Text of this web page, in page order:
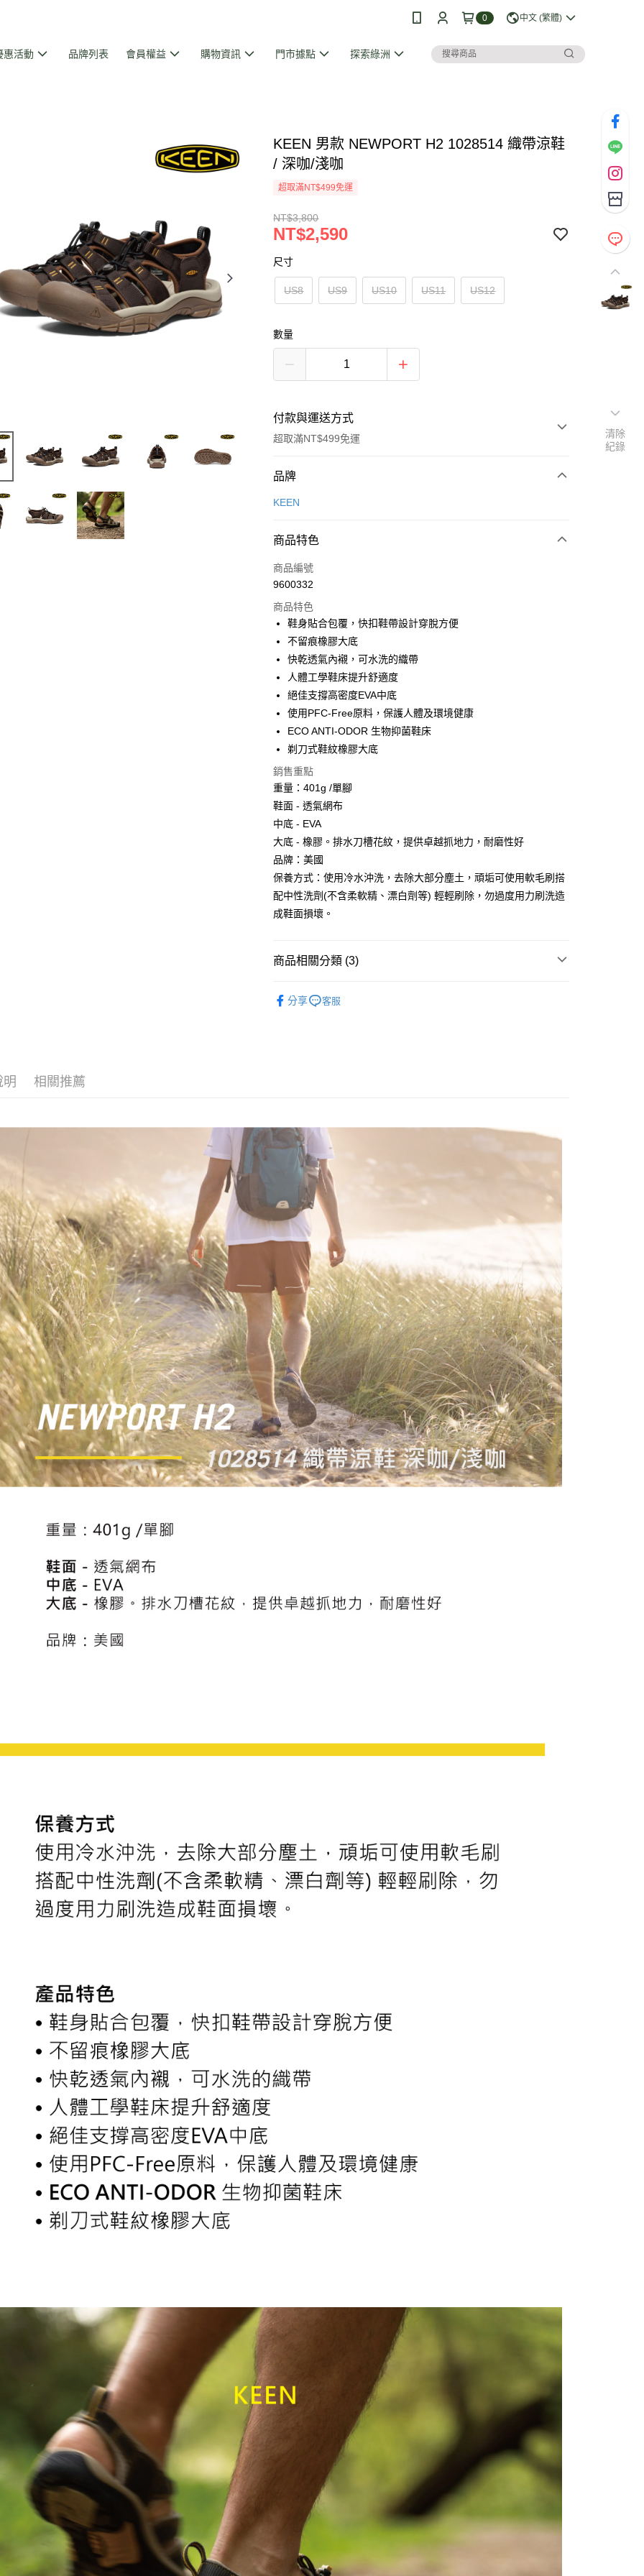
0 中文 (繁體)
惠活動 品牌列表 會員權益 購物資訊 門市據點 探索綠洲
KEEN 男款 NEWPORT H2 1028514 織帶涼鞋
/ 深咖/淺咖
超取滿NT$499免運
NT$3,800
NT$2,590
尺寸
US8 US9 US10 US11 US12
數量
付款與運送方式
超取滿NT$499免運
付款方式
信用卡一次付款
Apple Pay
街口支付
悠遊付
Google Pay
全盈+PAY
大哥付你分期
相關說明
【大哥付你分期使用說明】
2.付款方式選擇「大哥付你分期」，訂單成立後會自動跳轉到大哥付的交易
流程，驗證手機門號後，選擇欲分期的期數、繳款截止日，確認付款後即
3.實際核准額度、可分期數及費用金額請依後續交易確認頁面所載為準。
4.訂單成立30分鐘內，如未前往確認交易或遇審核未通過，訂單將自動取
消。如遇「轉專審核」未通過狀況，表示未達大哥付你分期系統評分，恕
無法說明評估內容。
【繳款方式說明】
1.分期款項不併入電信帳單，「大哥付你分期」於每月結算日後寄送繳費提
2.透過簡訊連結打開帳單後，可選擇「超商條碼／台灣大直營門市／銀行轉
帳／街口支付／iPASS MONEY」等通路繳費。
1.本服務係由「台灣大哥大股份有限公司」（以下簡稱本公司）所提供，讓
用戶於交易時，得透過本服務購買商品或服務，並由商店將買賣／分期付
資料（包含姓名、電話或地址）提供予台灣大哥大進項蒐集、處理及利
AFTEE先享後付
相關說明
【關於「AFTEE先享後付」】
AFTEE先享後付是「在收到商品之後才付款」的支付方式。 讓您購物簡單
便利好安心！
１．簡單：不需註冊會員、不需綁卡、不需儲值。
２．便利：只要手機號碼，簡訊認證，即可結帳。
【「AFTEE先享後付」結帳流程】
１．於結帳方式選擇「AFTEE先享後付」後，將跳轉至「AFTEE先享後
付」結帳頁面，進行簡訊認證並確認金額後，即可完成結帳。
２．訂單成立數日內，您將收到繳費通知簡訊。
※ 請注意：結帳手續完成當下不需立刻繳費，但若您需要取消訂單，請聯
絡購買商品的店家。未經商家同意取消之訂單仍視為有效，需透過AFTEE
※ 交易是否成功請以「AFTEE先享後付 」之結帳頁面顯示為準，若有關於
是否繳費成功／繳費後需取消欲退款等相關疑問，請聯繫「AFTEE先享後
「AFTEE先享後付」，若未經同意申辦者引起之損失，本公司不負相關責
任。
４．使用「AFTEE先享後付」時，將依據個別帳號之用戶狀況，依本公司
即時審查核予不同之上限額度；若仍有額度不足之情形，本公司將視審查
結果請求用戶進行身份認證。
５．嚴禁一人註冊多個帳號或使用他人資訊註冊。若發現惡意使用之情
形，恩沛科技股份有限公司將有權停止該用戶之使用額度並採取法律行
動。
貨到付款
運送方式
全家取貨付款
每筆NT$60，滿NT$499(含以上)免運費
每筆NT$60，滿NT$799(含以上)免運費
每筆NT$100，滿NT$799(含以上)免運費
品牌
KEEN
商品特色
商品編號
9600332
商品特色
鞋身貼合包覆，快扣鞋帶設計穿脫方便
不留痕橡膠大底
快乾透氣內襯，可水洗的織帶
人體工學鞋床提升舒適度
絕佳支撐高密度EVA中底
使用PFC-Free原料，保護人體及環境健康
ECO ANTI-ODOR 生物抑菌鞋床
剃刀式鞋紋橡膠大底
銷售重點
重量：401g /單腳
鞋面 - 透氣網布
中底 - EVA
大底 - 橡膠。排水刀槽花紋，提供卓越抓地力，耐磨性好
品牌：美國
保養方式：使用冷水沖洗，去除大部分塵土，頑垢可使用軟毛刷搭
配中性洗劑(不含柔軟精、漂白劑等) 輕輕刷除，勿過度用力刷洗造
成鞋面損壞。
商品相關分類 (3)
分享 客服
明 相關推薦
清除
紀錄